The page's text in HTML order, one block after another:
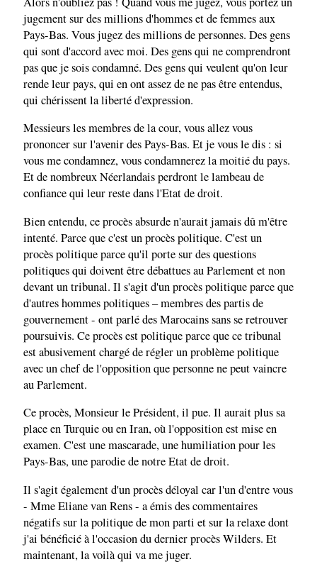
jugement sur des millions d'hommes et de femmes aux
Pays-Bas. Vous jugez des millions de personnes. Des gens
qui sont d'accord avec moi. Des gens qui ne comprendront
pas que je sois condamné. Des gens qui veulent qu'on leur
rende leur pays, qui en ont assez de ne pas être entendus,
qui chérissent la liberté d'expression.
Messieurs les membres de la cour, vous allez vous
prononcer sur l'avenir des Pays-Bas. Et je vous le dis : si
vous me condamnez, vous condamnerez la moitié du pays.
Et de nombreux Néerlandais perdront le lambeau de
confiance qui leur reste dans l'Etat de droit.
Bien entendu, ce procès absurde n'aurait jamais dû m'être
intenté. Parce que c'est un procès politique. C'est un
procès politique parce qu'il porte sur des questions
politiques qui doivent être débattues au Parlement et non
devant un tribunal. Il s'agit d'un procès politique parce que
d'autres hommes politiques – membres des partis de
gouvernement - ont parlé des Marocains sans se retrouver
poursuivis. Ce procès est politique parce que ce tribunal
est abusivement chargé de régler un problème politique
avec un chef de l'opposition que personne ne peut vaincre
au Parlement.
Ce procès, Monsieur le Président, il pue. Il aurait plus sa
place en Turquie ou en Iran, où l'opposition est mise en
examen. C'est une mascarade, une humiliation pour les
Pays-Bas, une parodie de notre Etat de droit.
Il s'agit également d'un procès déloyal car l'un d'entre vous
- Mme Eliane van Rens - a émis des commentaires
négatifs sur la politique de mon parti et sur la relaxe dont
j'ai bénéficié à l'occasion du dernier procès Wilders. Et
maintenant, la voilà qui va me juger.